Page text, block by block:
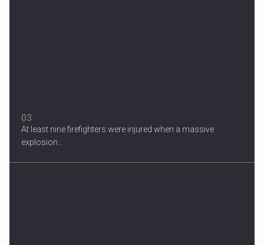
03
At least nine firefighters were injured when a massive
explosion...